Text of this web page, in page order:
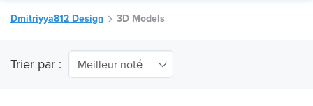
Dmitriyya812 Design 3D Models
Trier par : Meilleur noté